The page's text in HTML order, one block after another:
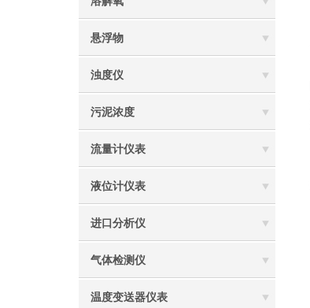
悬浮物
浊度仪
污泥浓度
流量计仪表
液位计仪表
进口分析仪
气体检测仪
温度变送器仪表